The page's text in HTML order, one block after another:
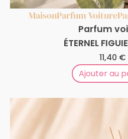
MaisonParfum Voiture
Parfum
ÉTERNEL
11,40 €
Ajouter au